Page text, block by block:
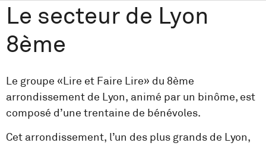
Le secteur de Lyon
8ème
Le groupe «Lire et Faire Lire» du 8ème
arrondissement de Lyon, animé par un binôme, est
composé d’une trentaine de bénévoles.
Cet arrondissement, l’un des plus grands de Lyon,